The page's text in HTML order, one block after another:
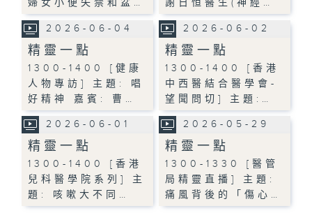
婦女小便失禁和盆… 謝日恒醫生(神經…
2026-06-04
精靈一點
1300-1400 [健康
人物專訪] 主題: 唱
好精神 嘉賓: 曹…
2026-06-02
精靈一點
1300-1400 [香港
中西醫結合醫學會-
望聞問切] 主題:…
2026-06-01
精靈一點
1300-1400 [香港
兒科醫學院系列] 主
題: 咳嗽大不同…
2026-05-29
精靈一點
1300-1330 [醫管
局精靈直播] 主題:
痛風背後的「傷心…